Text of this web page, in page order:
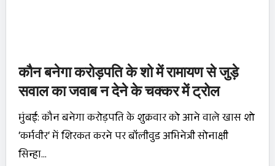
कौन बनेगा करोड़पति के शो में रामायण से जुड़े
सवाल का जवाब न देने के चक्‍कर में ट्रोल
मुंबई: कौन बनेगा करोड़पति के शुक्रवार को आने वाले खास शो
‘कर्मवीर‘ में शिरकत करने पर बॉलीवुड अभिनेत्री सोनाक्षी
सिन्हा…